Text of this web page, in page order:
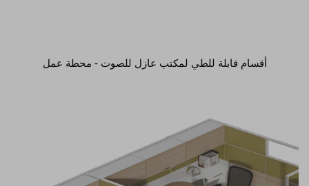
أقسام قابلة للطي لمكتب عازل للصوت - محطة عمل